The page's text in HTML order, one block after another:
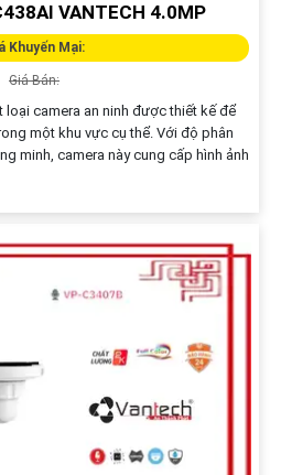
VANTECH 4.0MP
Khuyến Mại:
Giá Bán:
loại camera an ninh được thiết kế để
một khu vực cụ thể. Với độ phân
minh, camera này cung cấp hình ảnh